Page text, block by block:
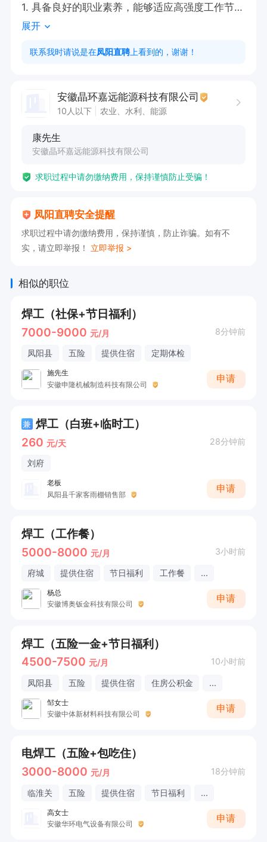
1. 具备良好的职业素养，能够适应高强度工作节
奏。
2. 工作态度严谨，具备较强的责任心和执行力。
我们提供具有竞争力的薪酬待遇（5500-6500元/
欢迎有志于机械维修领域的优秀人才加入，共同成
电话联系时间！！！7.30-19.30，其他时间勿扰
欢迎来电咨询，来电请说是在凤阳直聘看见的，谢
谢
【点击申请职位获取联系方式】
展开
联系我时请说是在凤阳直聘 上看到的，谢谢！
安徽晶环嘉远能源科技有限公司
10人以下 农业、水利、能源
康先生
安徽晶环嘉远能源科技有限公司
求职过程中请勿缴纳费用，保持谨慎防止受骗！
凤阳直聘安全提醒
求职过程中请勿缴纳费用，保持谨慎，防止诈骗。如有不
实，请立即举报！ 立即举报 >
相似的职位
焊工（社保+节日福利）
7000-9000 元/月 8分钟前
凤阳县 五险 提供住宿 定期体检
施先生
安徽申隆机械制造科技有限公司
申请
兼 焊工（白班+临时工）
260 元/天 28分钟前
刘府
老板
凤阳县千家客雨棚销售部
申请
焊工（工作餐）
5000-8000 元/月 3小时前
府城 提供住宿 节日福利 工作餐 ...
杨总
安徽博奥钣金科技有限公司
申请
焊工（五险一金+节日福利）
4500-7500 元/月 10小时前
凤阳县 五险 提供住宿 住房公积金 ...
邹女士
安徽中体新材料科技有限公司
申请
电焊工（五险+包吃住）
3000-8000 元/月 18分钟前
临淮关 五险 提供住宿 节日福利 ...
高女士
安徽华环电气设备有限公司
申请